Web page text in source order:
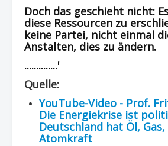
Doch das geschieht nicht:
diese Ressourcen zu
keine Partei, nicht einmal
Anstalten, dies zu ändern.
..............'
Quelle:
YouTube-Video - Prof.
Die Energiekrise ist
Deutschland hat Öl,
Atomkraft